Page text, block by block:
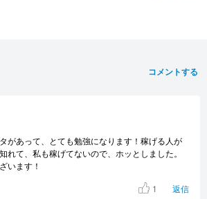
コメントする
があって、とても勉強になります！稼げる人が
れて、私も稼げてないので、ホッとしました。
います！
1
返信